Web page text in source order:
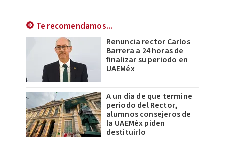
Te recomendamos...
Renuncia rector Carlos
Barrera a 24 horas de
finalizar su periodo en
UAEMéx
A un día de que termine
periodo del Rector,
alumnos consejeros de
la UAEMéx piden
destituirlo